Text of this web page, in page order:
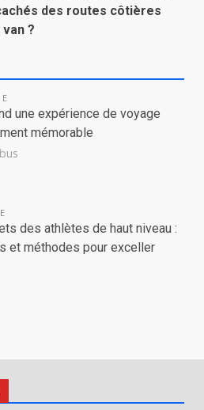
des routes côtières
?
une expérience de voyage
mémorable
des athlètes de haut niveau :
et méthodes pour exceller